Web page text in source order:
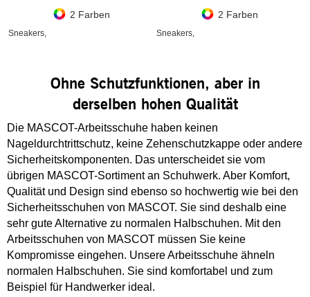
2 Farben
Sneakers,
2 Farben
Sneakers,
Ohne Schutzfunktionen, aber in
derselben hohen Qualität
Die MASCOT-Arbeitsschuhe haben keinen
Nageldurchtrittschutz, keine Zehenschutzkappe oder andere
Sicherheitskomponenten. Das unterscheidet sie vom
übrigen MASCOT-Sortiment an Schuhwerk. Aber Komfort,
Qualität und Design sind ebenso so hochwertig wie bei den
Sicherheitsschuhen von MASCOT. Sie sind deshalb eine
sehr gute Alternative zu normalen Halbschuhen. Mit den
Arbeitsschuhen von MASCOT müssen Sie keine
Kompromisse eingehen. Unsere Arbeitsschuhe ähneln
normalen Halbschuhen. Sie sind komfortabel und zum
Beispiel für Handwerker ideal.